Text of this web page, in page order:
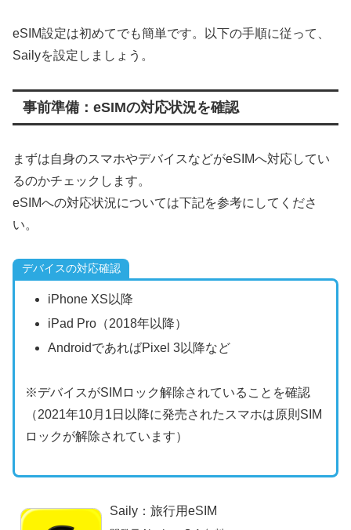
eSIM設定は初めてでも簡単です。以下の手順に従って、
Sailyを設定しましょう。
事前準備：eSIMの対応状況を確認
まずは自身のスマホやデバイスなどがeSIMへ対応してい
るのかチェックします。
eSIMへの対応状況については下記を参考にしてくださ
い。
デバイスの対応確認
iPhone XS以降
iPad Pro（2018年以降）
AndroidであればPixel 3以降など
※デバイスがSIMロック解除されていることを確認
（2021年10月1日以降に発売されたスマホは原則SIM
ロックが解除されています）
Saily：旅行用eSIM